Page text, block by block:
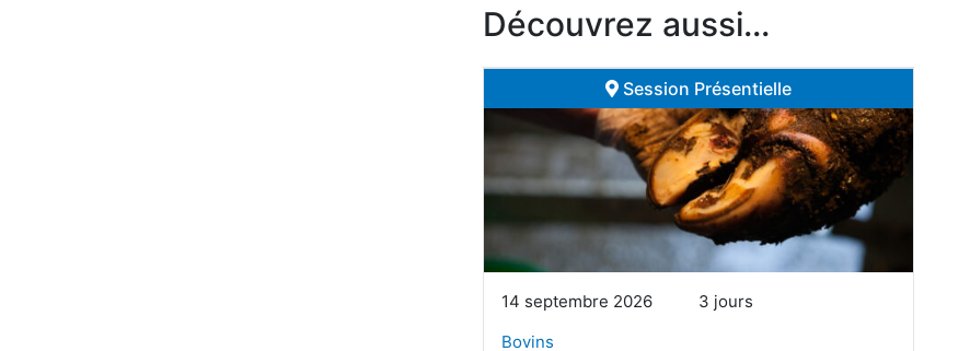
Découvrez aussi...
Session Présentielle
14 septembre 2026
3 jours
Bovins